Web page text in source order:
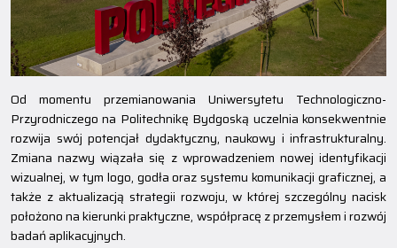
Od momentu przemianowania Uniwersytetu Technologiczno-
Przyrodniczego na Politechnikę Bydgoską uczelnia konsekwentnie
rozwija swój potencjał dydaktyczny, naukowy i infrastrukturalny.
Zmiana nazwy wiązała się z wprowadzeniem nowej identyfikacji
wizualnej, w tym logo, godła oraz systemu komunikacji graficznej, a
także z aktualizacją strategii rozwoju, w której szczególny nacisk
położono na kierunki praktyczne, współpracę z przemysłem i rozwój
badań aplikacyjnych.